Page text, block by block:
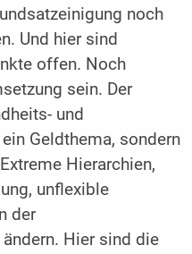
noch
Und hier sind
offen. Noch
sein. Der
und
Geldthema, sondern
Hierarchien,
unflexible
der
Hier sind die